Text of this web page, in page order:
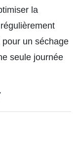
la
pour un séchage
seule journée